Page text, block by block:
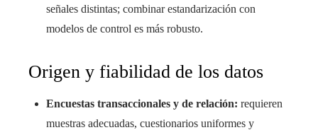
señales distintas; combinar estandarización con
modelos de control es más robusto.
Origen y fiabilidad de los datos
Encuestas transaccionales y de relación: requieren
muestras adecuadas, cuestionarios uniformes y